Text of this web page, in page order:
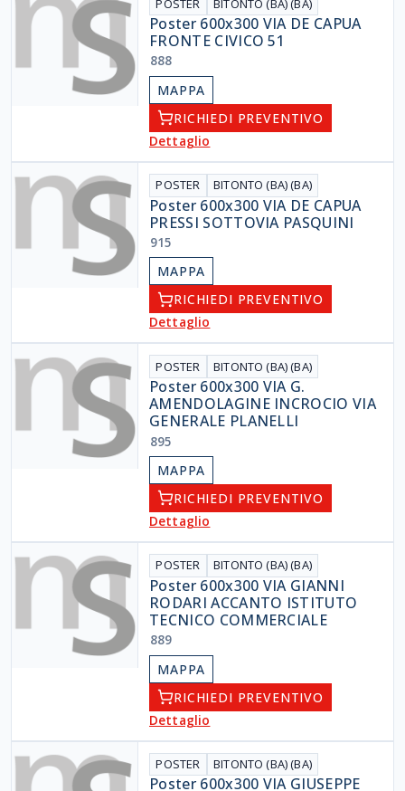
POSTER BITONTO (BA) (BA)
Poster 600x300 VIA DE CAPUA
FRONTE CIVICO 51
888
MAPPA
RICHIEDI PREVENTIVO
Dettaglio
POSTER BITONTO (BA) (BA)
Poster 600x300 VIA DE CAPUA
PRESSI SOTTOVIA PASQUINI
915
MAPPA
RICHIEDI PREVENTIVO
Dettaglio
POSTER BITONTO (BA) (BA)
Poster 600x300 VIA G.
AMENDOLAGINE INCROCIO VIA
GENERALE PLANELLI
895
MAPPA
RICHIEDI PREVENTIVO
Dettaglio
POSTER BITONTO (BA) (BA)
Poster 600x300 VIA GIANNI
RODARI ACCANTO ISTITUTO
TECNICO COMMERCIALE
889
MAPPA
RICHIEDI PREVENTIVO
Dettaglio
POSTER BITONTO (BA) (BA)
Poster 600x300 VIA GIUSEPPE